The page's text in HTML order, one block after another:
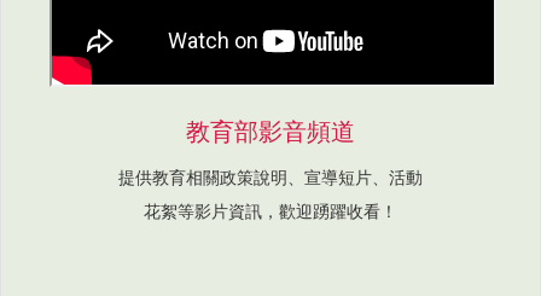
教育部影音頻道
提供教育相關政策說明、宣導短片、活動
花絮等影片資訊，歡迎踴躍收看！